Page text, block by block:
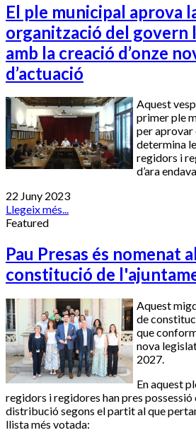
El ple municipal aprova
organització del govern
amb la creació d’onze
d’actuació
Aquest
primer ple
per aprovar
determina
regidors i
d’ara
22 Juny 2023
Llegeix més...
Featured
Pau Presas és nomenat
constitució de
Aquest
de
que
nova
2027.
En aquest
regidors i regidores han pres possessió
distribució segons el partit al que
llista més votada: